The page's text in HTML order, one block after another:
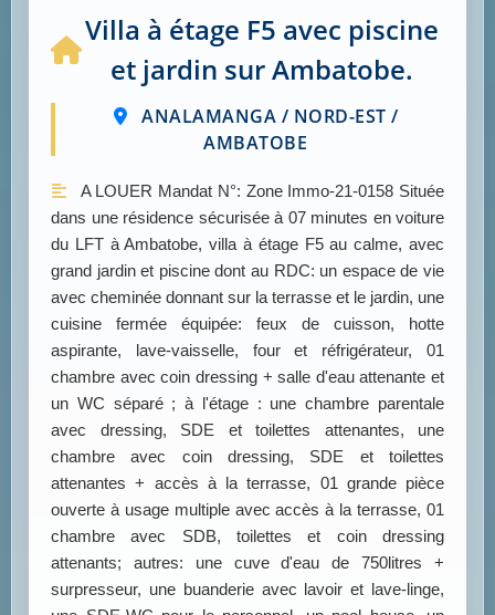
Villa à étage F5 avec piscine
et jardin sur Ambatobe.
ANALAMANGA / NORD-EST /
AMBATOBE
A LOUER Mandat N°: Zone Immo-21-0158 Située
dans une résidence sécurisée à 07 minutes en voiture
du LFT à Ambatobe, villa à étage F5 au calme, avec
grand jardin et piscine dont au RDC: un espace de vie
avec cheminée donnant sur la terrasse et le jardin, une
cuisine fermée équipée: feux de cuisson, hotte
aspirante, lave-vaisselle, four et réfrigérateur, 01
chambre avec coin dressing + salle d'eau attenante et
un WC séparé ; à l'étage : une chambre parentale
avec dressing, SDE et toilettes attenantes, une
chambre avec coin dressing, SDE et toilettes
attenantes + accès à la terrasse, 01 grande pièce
ouverte à usage multiple avec accès à la terrasse, 01
chambre avec SDB, toilettes et coin dressing
attenants; autres: une cuve d'eau de 750litres +
surpresseur, une buanderie avec lavoir et lave-linge,